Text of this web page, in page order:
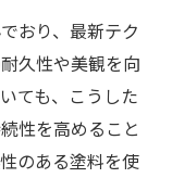
おり、最新テク
久性や美観を向
ても、こうした
性を高めること
のある塗料を使